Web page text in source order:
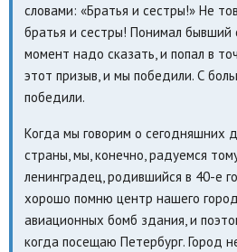
словами: «Братья и сестры!» Не
братья и сестры! Понимал бывший
момент надо сказать, и попал в
этот призыв, и мы победили. С
победили.
Когда мы говорим о сегодняшних
страны, мы, конечно, радуемся
ленинградец, родившийся в 40-е
хорошо помню центр нашего
авиационных бомб здания, и
когда посещаю Петербург. Город